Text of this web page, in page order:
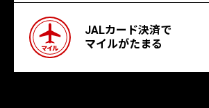
JALカード決済で
マイルがたまる